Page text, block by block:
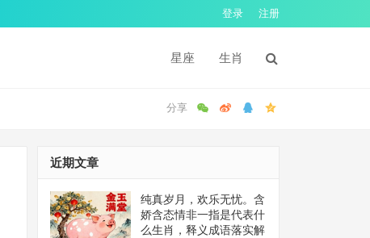
登录 注册
星座 生肖
近期文章
纯真岁月，欢乐无忧。含
娇含态情非一指是代表什
么生肖，释义成语落实解